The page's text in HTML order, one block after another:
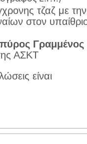
τζαζ με την
στον
Γραμμένος
ΑΣΚΤ
είναι